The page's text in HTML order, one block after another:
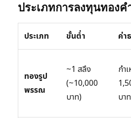
ประเภทการลงทุนทองค
ประเภท ขั้นต่ำ ค่า
ทองรูป
พรรณ
~1 สลึง
(~10,000
บาท)
กำ
บา